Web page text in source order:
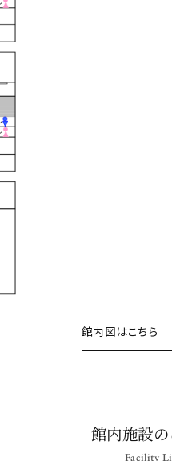
館内図はこちら
館内施設
Facility